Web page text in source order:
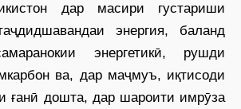
дар масири густариши
энергия, баланд
энергетикӣ, рушди
ва, дар маҷмуъ, иқтисоди
ғанӣ дошта, дар шароити имрӯза